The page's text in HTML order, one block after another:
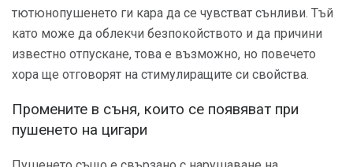
тютюнопушенето ги кара да се чувстват сънливи. Тъй
като може да облекчи безпокойството и да причини
известно отпускане, това е възможно, но повечето
хора ще отговорят на стимулиращите си свойства.
Промените в съня, които се появяват при
пушенето на цигари